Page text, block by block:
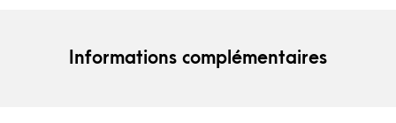
Informations complémentaires